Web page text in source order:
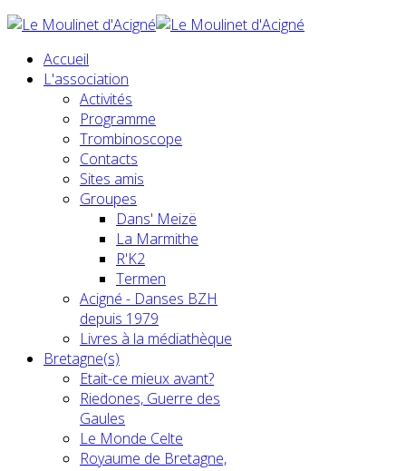
Accueil
L'association
Activités
Programme
Trombinoscope
Contacts
Sites amis
Groupes
Dans' Meizë
La Marmithe
R'K2
Termen
Acigné - Danses BZH
depuis 1979
Livres à la médiathèque
Bretagne(s)
Etait-ce mieux avant?
Riedones, Guerre des
Gaules
Le Monde Celte
Royaume de Bretagne,